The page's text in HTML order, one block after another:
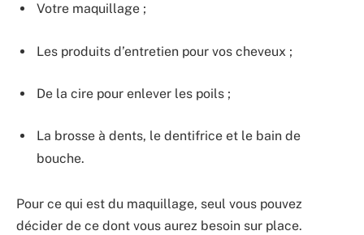
Votre maquillage ;
Les produits d’entretien pour vos cheveux ;
De la cire pour enlever les poils ;
La brosse à dents, le dentifrice et le bain de
bouche.
Pour ce qui est du maquillage, seul vous pouvez
décider de ce dont vous aurez besoin sur place.